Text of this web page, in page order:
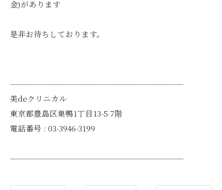
金)があります
是非お待ちしております。
----------------------------------------------------------------------
美deクリニカル
東京都豊島区巣鴨1丁目13-5 7階
電話番号 : 03-3946-3199
----------------------------------------------------------------------